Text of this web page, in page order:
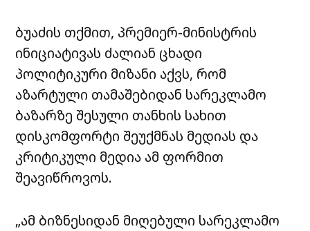
ბუაძის თქმით, პრემიერ-მინისტრის
ინიციატივას ძალიან ცხადი
პოლიტიკური მიზანი აქვს, რომ
აზარტული თამაშებიდან სარეკლამო
ბაზარზე შესული თანხის სახით
დისკომფორტი შეუქმნას მედიას და
კრიტიკული მედია ამ ფორმით
შეავიწროვოს.
„ამ ბიზნესიდან მიღებული სარეკლამო